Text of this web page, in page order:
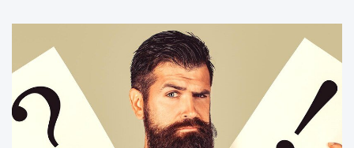
c
r
o